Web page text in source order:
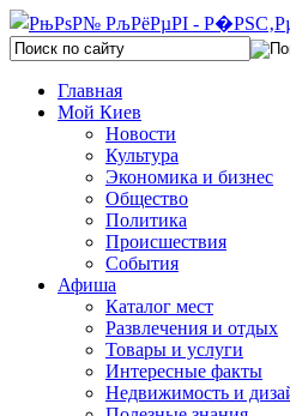
Главная
Мой Киев
Новости
Культура
Экономика и бизнес
Общество
Политика
Происшествия
События
Афиша
Каталог мест
Развлечения и отдых
Товары и услуги
Интересные факты
Недвижимость и